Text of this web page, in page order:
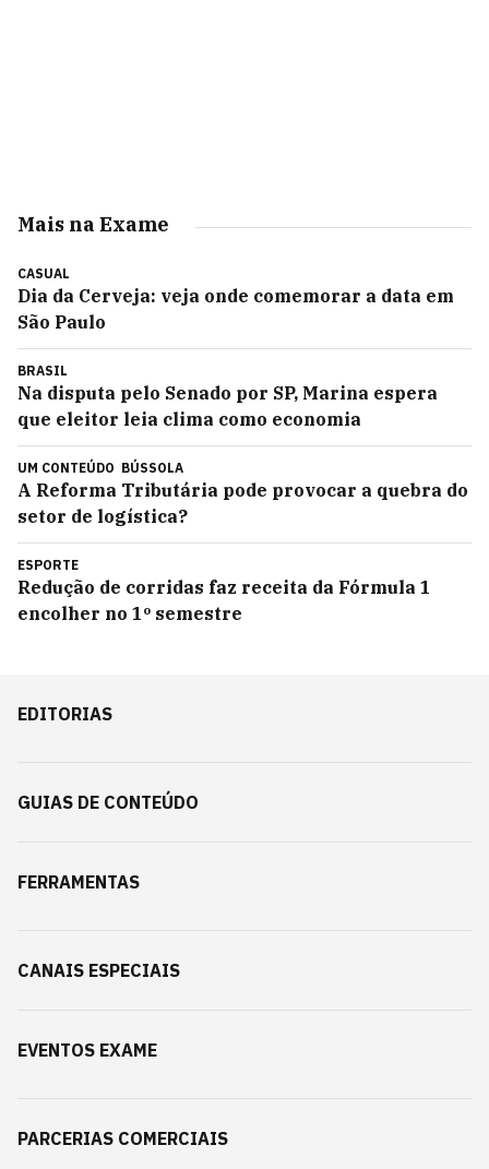
Mais na Exame
CASUAL
Dia da Cerveja: veja onde comemorar a data em
São Paulo
BRASIL
Na disputa pelo Senado por SP, Marina espera
que eleitor leia clima como economia
UM CONTEÚDO BÚSSOLA
A Reforma Tributária pode provocar a quebra do
setor de logística?
ESPORTE
Redução de corridas faz receita da Fórmula 1
encolher no 1º semestre
EDITORIAS
GUIAS DE CONTEÚDO
FERRAMENTAS
CANAIS ESPECIAIS
EVENTOS EXAME
PARCERIAS COMERCIAIS